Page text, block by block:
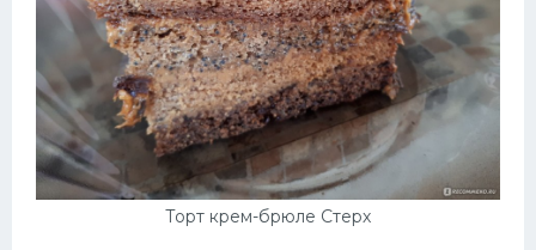
Торт крем-брюле Стерх